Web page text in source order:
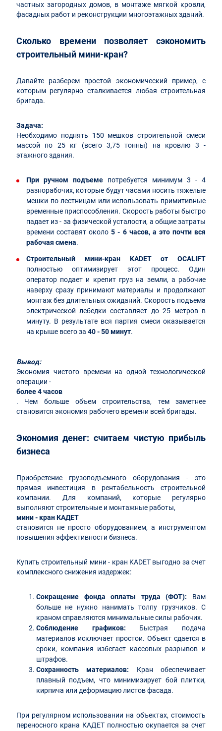
частных загородных домов, в монтаже мягкой кровли,
фасадных работ и реконструкции многоэтажных зданий.
Сколько времени позволяет сэкономить
строительный мини-кран?
Давайте разберем простой экономический пример, с
которым регулярно сталкивается любая строительная
бригада.
Задача:
Необходимо поднять 150 мешков строительной смеси
массой по 25 кг (всего 3,75 тонны) на кровлю 3 -
этажного здания.
При ручном подъемепотребуется минимум 3 - 4
разнорабочих, которые будут часами носить тяжелые
мешки по лестницам или использовать примитивные
временные приспособления. Скорость работы быстро
падает из - за физической усталости, а общие затраты
времени составят около5 - 6 часов, а это почти вся
рабочая смена.
Строительный мини-кран KADET от OCALIFT
полностью оптимизирует этот процесс. Один
оператор подает и крепит груз на земли, а рабочие
наверху сразу принимают материалы и продолжают
монтаж без длительных ожиданий. Скорость подъема
электрической лебедки составляет до 25 метров в
минуту. В результате вся партия смеси оказывается
на крыше всего за 40 - 50 минут.
Вывод:
Экономия чистого времени на одной технологической
операции -
более 4 часов
. Чем больше объем строительства, тем заметнее
становится экономия рабочего времени всей бригады.
Экономия денег: считаем чистую прибыль
бизнеса
Приобретение грузоподъемного оборудования - это
прямая инвестиция в рентабельность строительной
компании. Для компаний, которые регулярно
выполняют строительные и монтажные работы,
мини - кран КАДЕТ
становится не просто оборудованием, а инструментом
повышения эффективности бизнеса.
Купить строительный мини - кран KADET выгодно за счет
комплексного снижения издержек:
Сокращение фонда оплаты труда (ФОТ): Вам
больше не нужно нанимать толпу грузчиков. С
краном справляются минимальные силы рабочих.
Соблюдение графиков: Быстрая подача
материалов исключает простои. Объект сдается в
сроки, компания избегает кассовых разрывов и
штрафов.
Сохранность материалов: Кран обеспечивает
плавный подъем, что минимизирует бой плитки,
кирпича или деформацию листов фасада.
При регулярном использовании на объектах, стоимость
переносного крана КАДЕТ полностью окупается за счет